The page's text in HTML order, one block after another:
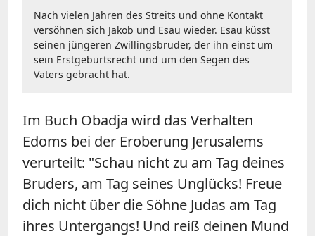
Nach vielen Jahren des Streits und ohne Kontakt
versöhnen sich Jakob und Esau wieder. Esau küsst
seinen jüngeren Zwillingsbruder, der ihn einst um
sein Erstgeburtsrecht und um den Segen des
Vaters gebracht hat.
Im Buch Obadja wird das Verhalten
Edoms bei der Eroberung Jerusalems
verurteilt: "Schau nicht zu am Tag deines
Bruders, am Tag seines Unglücks! Freue
dich nicht über die Söhne Judas am Tag
ihres Untergangs! Und reiß deinen Mund